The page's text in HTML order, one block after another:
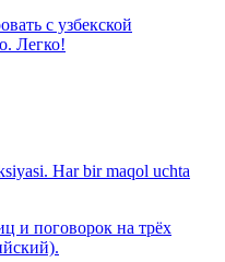
с узбекской
Легко!
Har bir maqol uchta
и поговорок на трёх